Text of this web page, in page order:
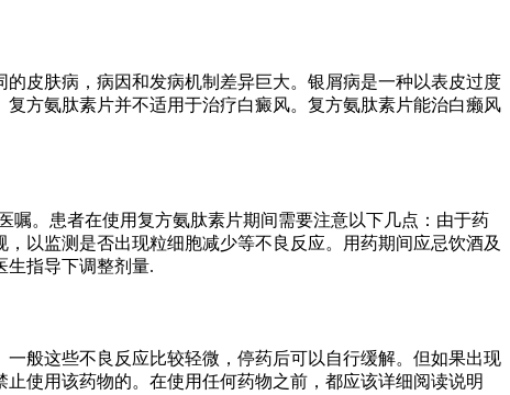
皮肤病，病因和发病机制差异巨大。银屑病是一种以表皮过度
方氨肽素片并不适用于治疗白癜风。复方氨肽素片能治白癞风
嘱。患者在使用复方氨肽素片期间需要注意以下几点：由于药
以监测是否出现粒细胞减少等不良反应。用药期间应忌饮酒及
生指导下调整剂量.
般这些不良反应比较轻微，停药后可以自行缓解。但如果出现
使用该药物的。在使用任何药物之前，都应该详细阅读说明